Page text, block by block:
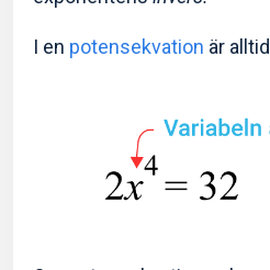
I en potensekvation är